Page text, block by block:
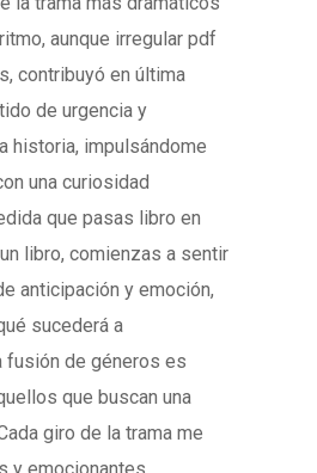
aunque irregular pdf
contribuyó en última
de urgencia y
historia, impulsándome
una curiosidad
que pasas libro en
libro, comienzas a sentir
anticipación y emoción,
sucederá a
fusión de géneros es
que buscan una
giro de la trama me